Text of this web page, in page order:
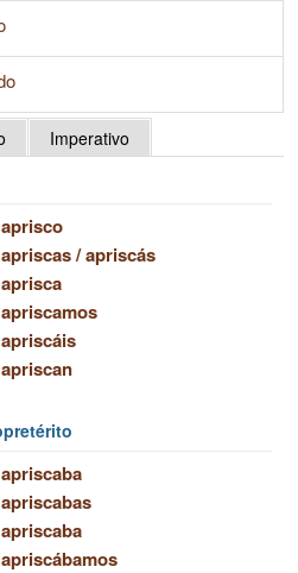
Imperativo
aprisco
apriscas/apriscás
aprisca
apriscamos
apriscáis
apriscan
apriscaba
apriscabas
apriscaba
apriscábamos